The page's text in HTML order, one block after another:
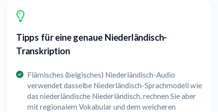
Tipps für eine genaue Niederländisch-
Transkription
Flämisches (belgisches) Niederländisch-Audio
verwendet dasselbe Niederländisch-Sprachmodell wie
das niederländische Niederländisch, rechnen Sie aber
mit regionalem Vokabular und dem weicheren